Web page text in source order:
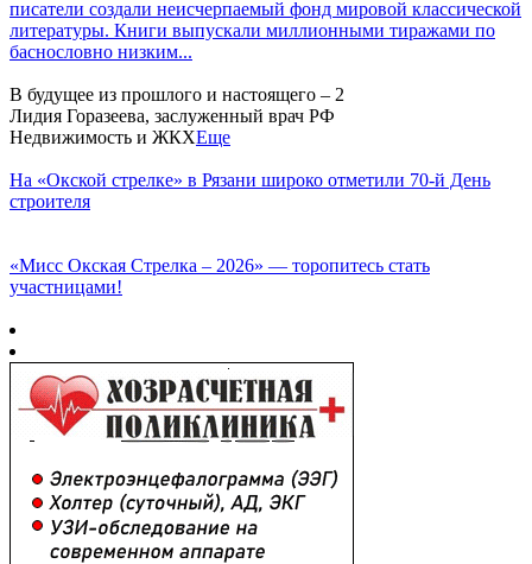
писатели создали неисчерпаемый фонд мировой классической
литературы. Книги выпускали миллионными тиражами по
баснословно низким...
В будущее из прошлого и настоящего – 2
Лидия Горазеева, заслуженный врач РФ
Недвижимость и ЖКХЕще
На «Окской стрелке» в Рязани широко отметили 70-й День
строителя
«Мисс Окская Стрелка – 2026» — торопитесь стать
участницами!